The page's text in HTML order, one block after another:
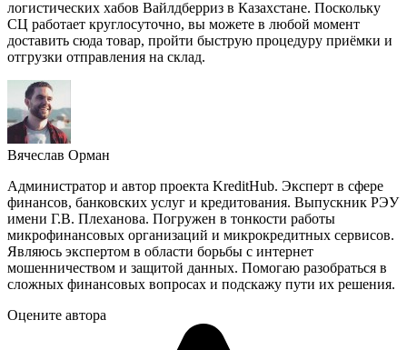
логистических хабов Вайлдберриз в Казахстане. Поскольку
СЦ работает круглосуточно, вы можете в любой момент
доставить сюда товар, пройти быструю процедуру приёмки и
отгрузки отправления на склад.
Вячеслав Орман
Администратор и автор проекта KreditHub. Эксперт в сфере
финансов, банковских услуг и кредитования. Выпускник РЭУ
имени Г.В. Плеханова. Погружен в тонкости работы
микрофинансовых организаций и микрокредитных сервисов.
Являюсь экспертом в области борьбы с интернет
мошенничеством и защитой данных. Помогаю разобраться в
сложных финансовых вопросах и подскажу пути их решения.
Оцените автора